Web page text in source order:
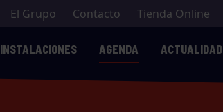
El Grupo Contacto Tienda Online
INSTALACIONES AGENDA ACTUALIDAD